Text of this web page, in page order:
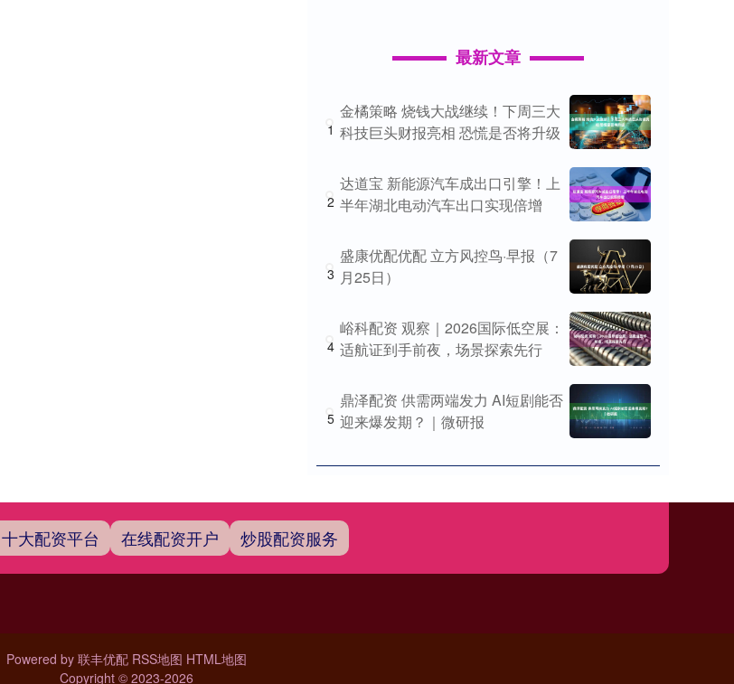
最新文章
1
金橘策略 烧钱大战继续！下周三大
科技巨头财报亮相 恐慌是否将升级
2
达道宝 新能源汽车成出口引擎！上
半年湖北电动汽车出口实现倍增
3
盛康优配优配 立方风控鸟·早报（7
月25日）
4
峪科配资 观察｜2026国际低空展：
适航证到手前夜，场景探索先行
5
鼎泽配资 供需两端发力 AI短剧能否
迎来爆发期？｜微研报
十大配资平台 在线配资开户 炒股配资服务
Powered by 联丰优配 RSS地图 HTML地图
Copyright © 2023-2026